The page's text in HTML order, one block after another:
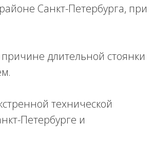
Санкт-Петербурга, при
длительной стоянки
технической
Петербурге и